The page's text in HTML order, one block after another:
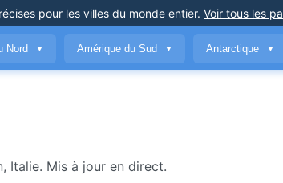
pour les villes du monde entier. Voir tous les
Nord ▼ Amérique du Sud ▼ Antarctique ▼
Italie. Mis à jour en direct.